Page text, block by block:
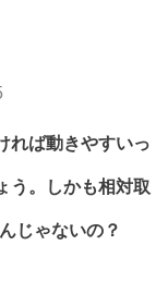
れば動きやすいっ
う。しかも相対取
じゃないの？